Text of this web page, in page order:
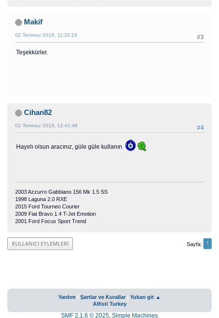
Makif
#3
02 Temmuz 2019, 11:33:16
Teşekkürler.
Cihan82
#4
02 Temmuz 2019, 12:41:48
Hayırlı olsun aracınız, güle güle kullanın
2003 Azzurro Gabbiano 156 Mk 1.5 SS
1998 Laguna 2.0 RXE
2015 Ford Tourneo Courier
2009 Fiat Bravo 1.4 T-Jet Emotion
2001 Ford Focus Sport Trend
Sayfa 1
KULLANICI EYLEMLERI
Yardım | Şartlar ve Kurallar | Yukarı git ▲
Alfisti Turkey
SMF 2.1.6 © 2025 Simple Machines